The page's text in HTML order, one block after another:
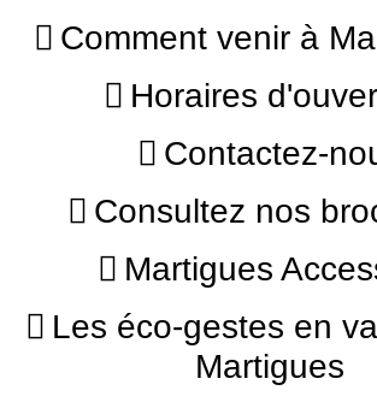
Comment venir à
Horaires
Contactez-
Consultez nos
Martigues
Les éco-gestes en
Martigues